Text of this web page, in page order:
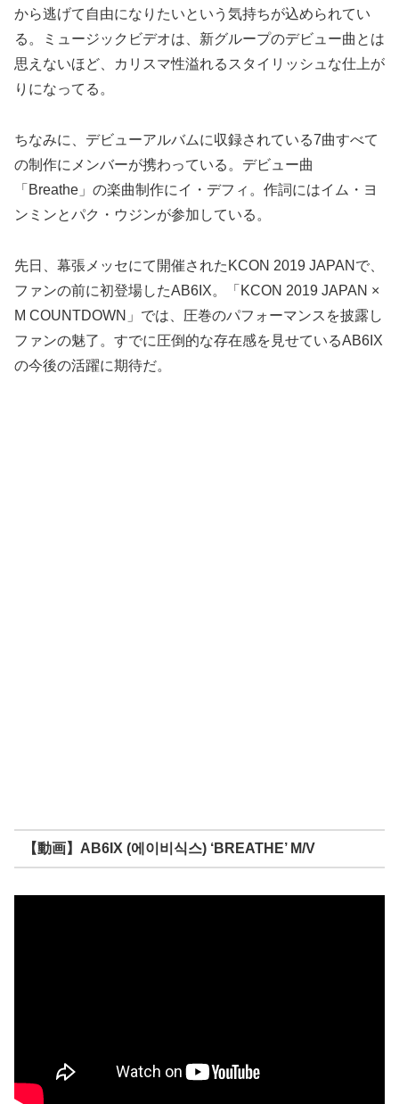
から逃げて自由になりたいという気持ちが込められてい
る。ミュージックビデオは、新グループのデビュー曲とは
思えないほど、カリスマ性溢れるスタイリッシュな仕上が
りになってる。
ちなみに、デビューアルバムに収録されている7曲すべて
の制作にメンバーが携わっている。デビュー曲
「Breathe」の楽曲制作にイ・デフィ。作詞にはイム・ヨ
ンミンとパク・ウジンが参加している。
先日、幕張メッセにて開催されたKCON 2019 JAPANで、
ファンの前に初登場したAB6IX。「KCON 2019 JAPAN ×
M COUNTDOWN」では、圧巻のパフォーマンスを披露し
ファンの魅了。すでに圧倒的な存在感を見せているAB6IX
の今後の活躍に期待だ。
【動画】AB6IX (에이비식스) ‘BREATHE’ M/V